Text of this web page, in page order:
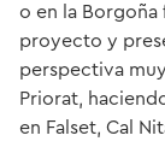
o en la Borgoña
proyecto y
perspectiva
Priorat,
en Falset, Cal